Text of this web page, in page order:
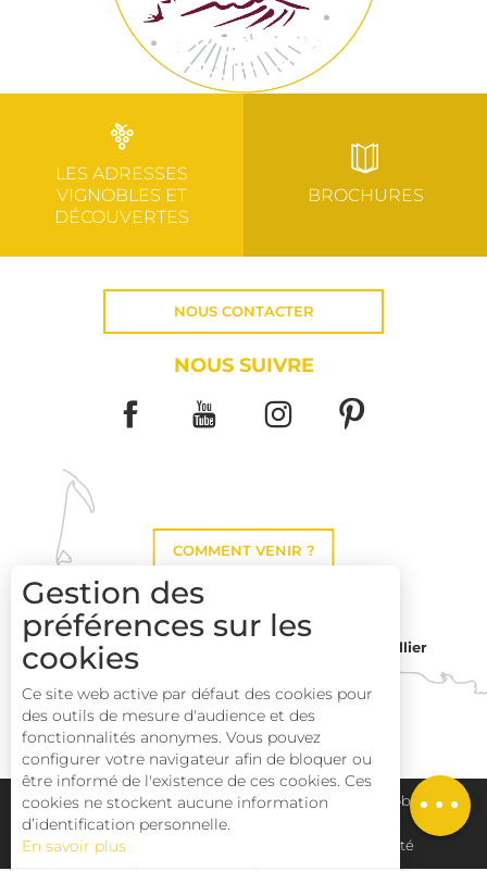
Description
LES ADRESSES
VIGNOBLES ET
DÉCOUVERTES
BROCHURES
NOUS CONTACTER
NOUS SUIVRE
COMMENT VENIR ?
Montpellier
Perpignan
Plan du site Pays Haut Languedoc et Vignobles
Mentions légales Déclaration d'accessibilité
Gestion des
préférences sur les
cookies
Ce site web active par défaut des cookies pour
des outils de mesure d'audience et des
fonctionnalités anonymes. Vous pouvez
configurer votre navigateur afin de bloquer ou
être informé de l'existence de ces cookies. Ces
cookies ne stockent aucune information
d’identification personnelle.
En savoir plus